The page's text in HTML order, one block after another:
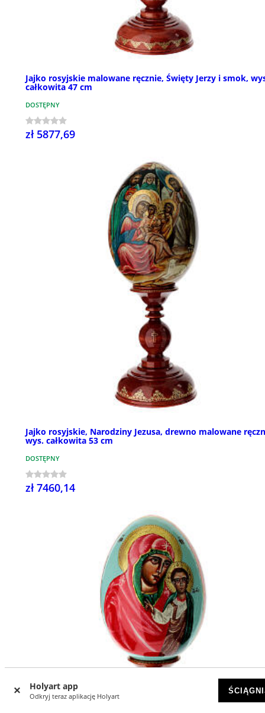
Holyart app
Odkryj teraz aplikację Holyart
Jajko rosyjskie malowane ręcznie, Święty Jerzy i smok,
całkowita 47 cm
DOSTĘPNY
zł 5877,69
Jajko rosyjskie, Narodziny Jezusa, drewno malowane
wys. całkowita 53 cm
DOSTĘPNY
zł 7460,14